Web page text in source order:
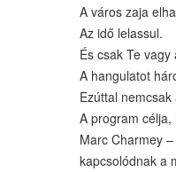
A város zaja
Az idő lelassul.
És csak Te
A hangulatot
Ezúttal
A program
Marc Charmey
kapcsolódnak a